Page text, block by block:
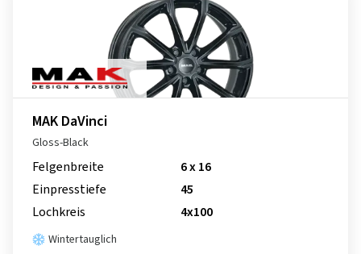
MAK DaVinci
Gloss-Black
Felgenbreite
6 x 16
Einpresstiefe
45
Lochkreis
4x100
Wintertauglich